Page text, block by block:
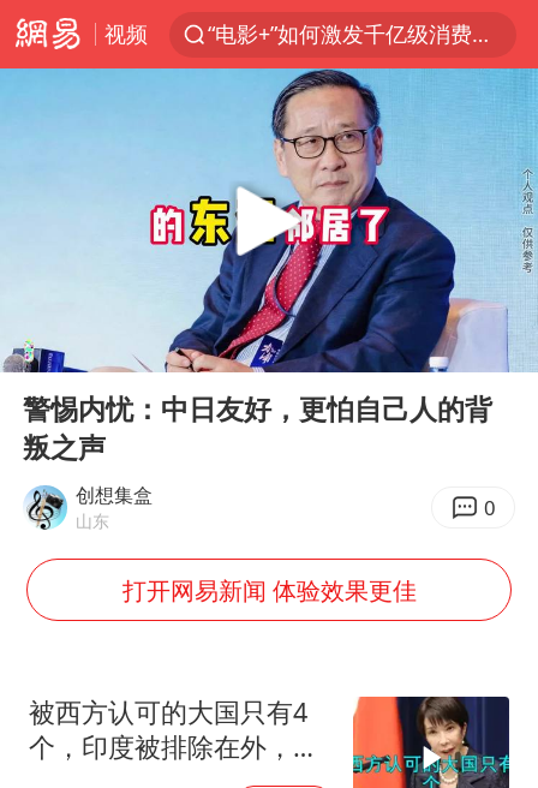
视频
“电影+”如何激发千亿级消费新活力？
台风白海豚中心风力增强
向鹏0-3不敌张本智和
百花奖开幕式
“新疆阿勒泰八月能滑雪”不实
宇树科技中一签需缴款7.54万元
AI会终结印度“外包神话”吗
Play
05:10
警惕内忧：中日友好，更怕自己人的背
叛之声
创想集盒
山东 0
打开网易新闻 体验效果更佳
被西方认可的大国只有4
个，印度被排除在外，为